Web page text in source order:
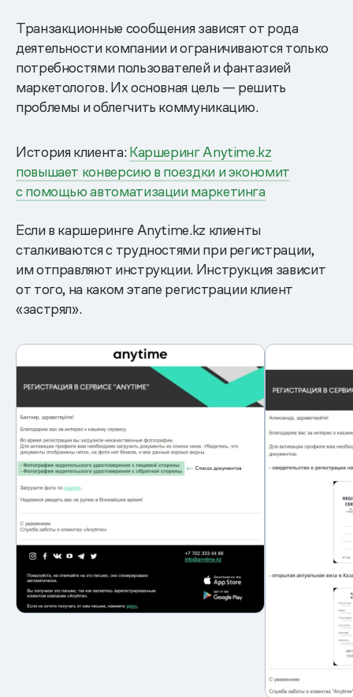
Транзакционные сообщения зависят от рода
деятельности компании и ограничиваются только
потребностями пользователей и фантазией
маркетологов. Их основная цель — решить
проблемы и облегчить коммуникацию.
История клиента:Каршеринг Anytime.kz
повышает конверсию в поездки и экономит
с помощью автоматизации маркетинга
Если в каршеринге Anytime.kz клиенты
сталкиваются с трудностями при регистрации,
им отправляют инструкции. Инструкция зависит
от того, на каком этапе регистрации клиент
«застрял».